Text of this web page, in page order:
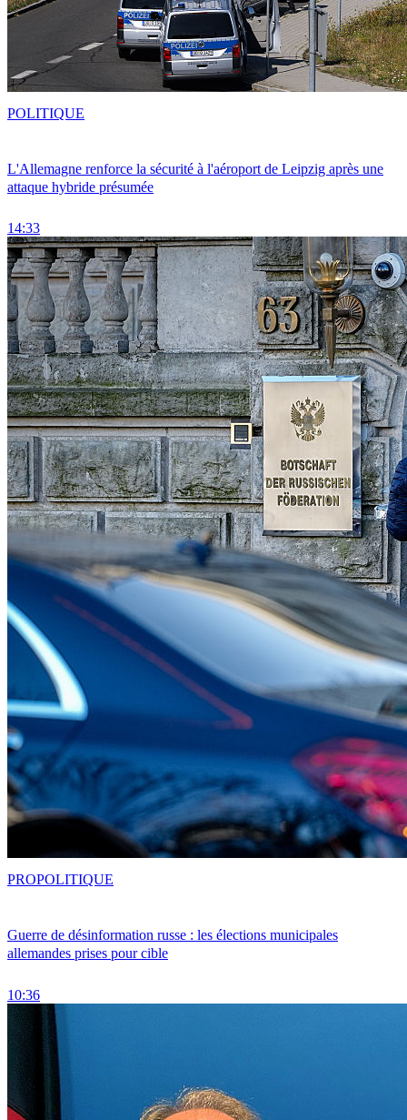
L'Allemagne renforce la sécurité à l'aéroport de Leipzig après une
attaque hybride présumée
14:33
POLITIQUE
Guerre de désinformation russe : les élections municipales
allemandes prises pour cible
10:36
PROPOLITIQUE